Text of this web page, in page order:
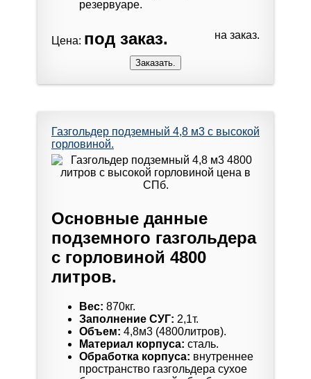
резервуаре.
Цена: под заказ. на заказ.
Газгольдер подземный 4,8 м3 с высокой
горловиной.
Основные данные
подземного газгольдера
с горловиной 4800
литров.
Вес: 870кг.
Заполнение СУГ: 2,1т.
Объем: 4,8м3 (4800литров).
Материал корпуса: сталь.
Обработка корпуса: внутреннее
пространство газгольдера сухое